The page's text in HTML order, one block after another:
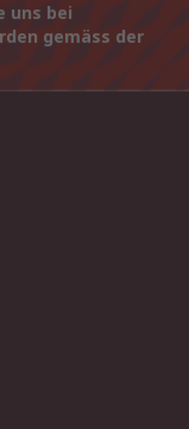
uns bei
gemäss der